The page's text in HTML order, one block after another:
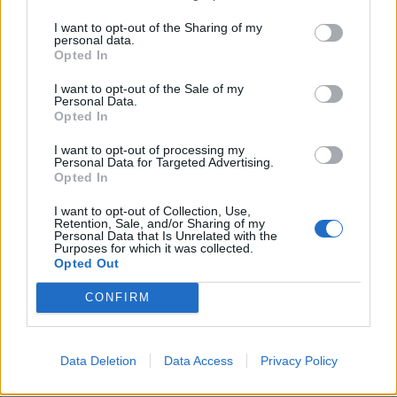
I want to opt-out of the Sharing of my
personal data.
Opted In
I want to opt-out of the Sale of my
Personal Data.
Opted In
I want to opt-out of processing my
Personal Data for Targeted Advertising.
Opted In
I want to opt-out of Collection, Use,
Retention, Sale, and/or Sharing of my
Personal Data that Is Unrelated with the
Purposes for which it was collected.
Opted Out
CONFIRM
Data Deletion Data Access Privacy Policy
KEDVES OLVASÓNK!
A keresett cikk a portfolio.hu hírarchívumához
regisztrációhoz kötött.
Portfolio.hu teljes cikkarchívum
Kötéslisták: BÉT elmúlt 2 év napon belüli
Előfizetés
MÁR ELŐFIZETŐNK VAGY?